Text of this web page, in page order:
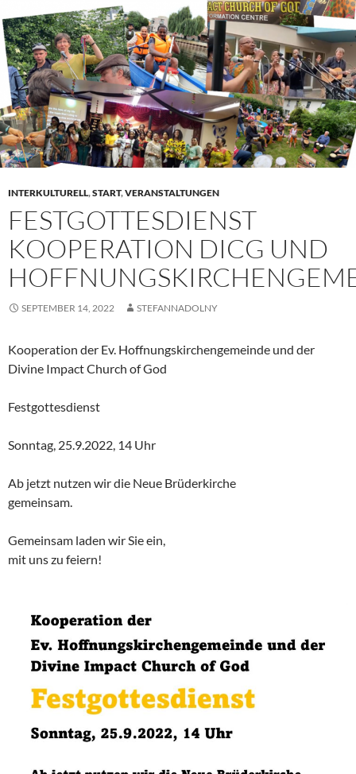
INTERKULTURELL,START,VERANSTALTUNGEN
FESTGOTTESDIENST
KOOPERATION DICG UND
SEPTEMBER 14, 2022 STEFANNADOLNY
Kooperation der Ev. Hoffnungskirchengemeinde und der
Divine Impact Church of God
Festgottesdienst
Sonntag, 25.9.2022, 14 Uhr
Ab jetzt nutzen wir die Neue Brüderkirche
gemeinsam.
Gemeinsam laden wir Sie ein,
mit uns zu feiern!